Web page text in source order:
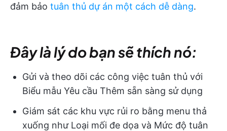
đảm bảo tuân thủ dự án một cách dễ dàng.
Đây là lý do bạn sẽ thích nó:
Gửi và theo dõi các công việc tuân thủ với
Biểu mẫu Yêu cầu Thêm sẵn sàng sử dụng
Giám sát các khu vực rủi ro bằng menu thả
xuống như Loại mối đe dọa và Mức độ tuân